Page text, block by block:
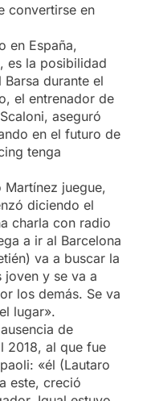
convertirse en
en España,
es la posibilidad
durante el
el entrenador de
aseguró
en el futuro de
tenga
Martínez juegue,
diciendo el
charla con radio
a ir al Barcelona
va a buscar la
joven y se va a
los demás. Se va
lugar».
de
2018, al que fue
«él (Lautaro
este, creció